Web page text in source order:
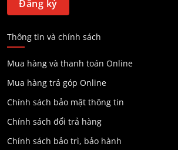
Thông tin và chính sách
Mua hàng và thanh toán Online
Mua hàng trả góp Online
Chính sách bảo mật thông tin
Chính sách đổi trả hàng
Chính sách bảo trì, bảo hành